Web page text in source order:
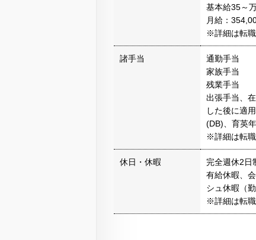
基本給35～
月給：
※詳細は転職
諸手当
通勤手当
家族手当
残業手当
出張手当、
した後に適
(DB)、育英
※詳細は転職
休日・休暇
完全週休2日
有給休暇、
シュ休暇（
※詳細は転職